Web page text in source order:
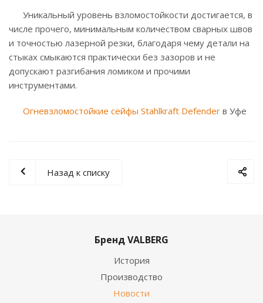
Уникальный уровень взломостойкости достигается, в
числе прочего, минимальным количеством сварных швов
и точностью лазерной резки, благодаря чему детали на
стыках смыкаются практически без зазоров и не
допускают разгибания ломиком и прочими
инструментами.
Огневзломостойкие сейфы Stahlkraft Defender в Уфе
Назад к списку
Бренд VALBERG
История
Производство
Новости